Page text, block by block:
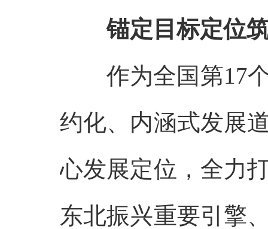
锚定目标定位
作为全国第17
约化、内涵式发展
心发展定位，全力
东北振兴重要引擎